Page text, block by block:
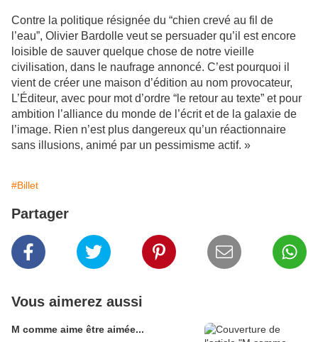
Contre la politique résignée du “chien crevé au fil de
l’eau”, Olivier Bardolle veut se persuader qu’il est encore
loisible de sauver quelque chose de notre vieille
civilisation, dans le naufrage annoncé. C’est pourquoi il
vient de créer une maison d’édition au nom provocateur,
L’Éditeur, avec pour mot d’ordre “le retour au texte” et pour
ambition l’alliance du monde de l’écrit et de la galaxie de
l’image. Rien n’est plus dangereux qu’un réactionnaire
sans illusions, animé par un pessimisme actif. »
#Billet
Partager
Vous aimerez aussi
M comme aime être aimée...